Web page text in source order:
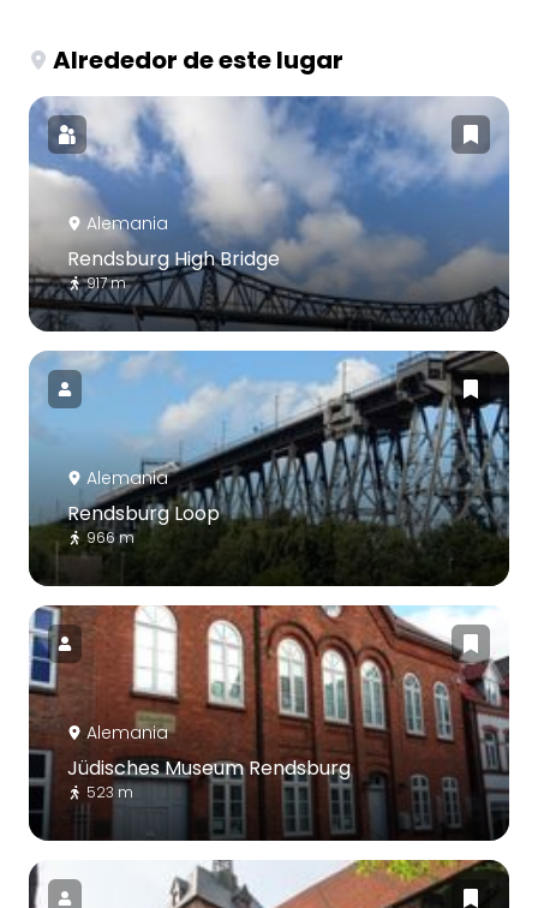
Alrededor de este lugar
Alemania
Rendsburg High Bridge
917 m
Alemania
Rendsburg Loop
966 m
Alemania
Jüdisches Museum Rendsburg
523 m